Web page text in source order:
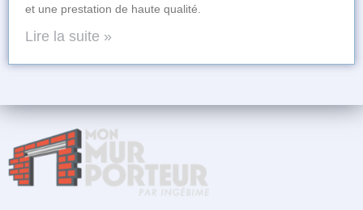
et une prestation de haute qualité.
Lire la suite »